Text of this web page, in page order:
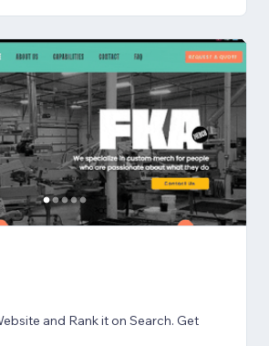
and Rank it on Search. Get